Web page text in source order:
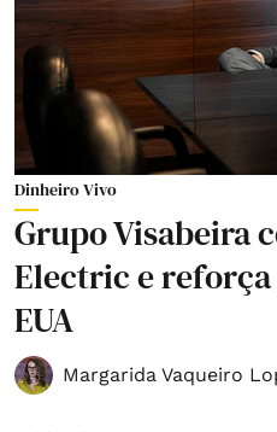
Dinheiro Vivo
Grupo Visabeira
Electric e reforça
EUA
Margarida Vaqueiro